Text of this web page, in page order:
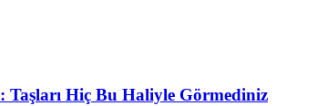
Taşları Hiç Bu Haliyle Görmediniz